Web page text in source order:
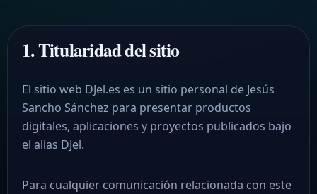
1. Titularidad del sitio
El sitio web DJel.es es un sitio personal de Jesús
Sancho Sánchez para presentar productos
digitales, aplicaciones y proyectos publicados bajo
el alias DJel.
Para cualquier comunicación relacionada con este